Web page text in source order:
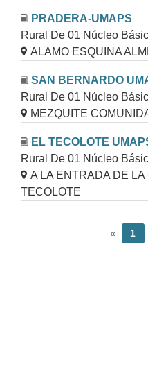
PRADERA-UMAPS
Rural De 01 Núcleo
ALAMO ESQUINA
SAN BERNARDO
Rural De 01 Núcleo
MEZQUITE
EL TECOLOTE
Rural De 01 Núcleo
A LA ENTRADA DE
TECOLOTE
« 1